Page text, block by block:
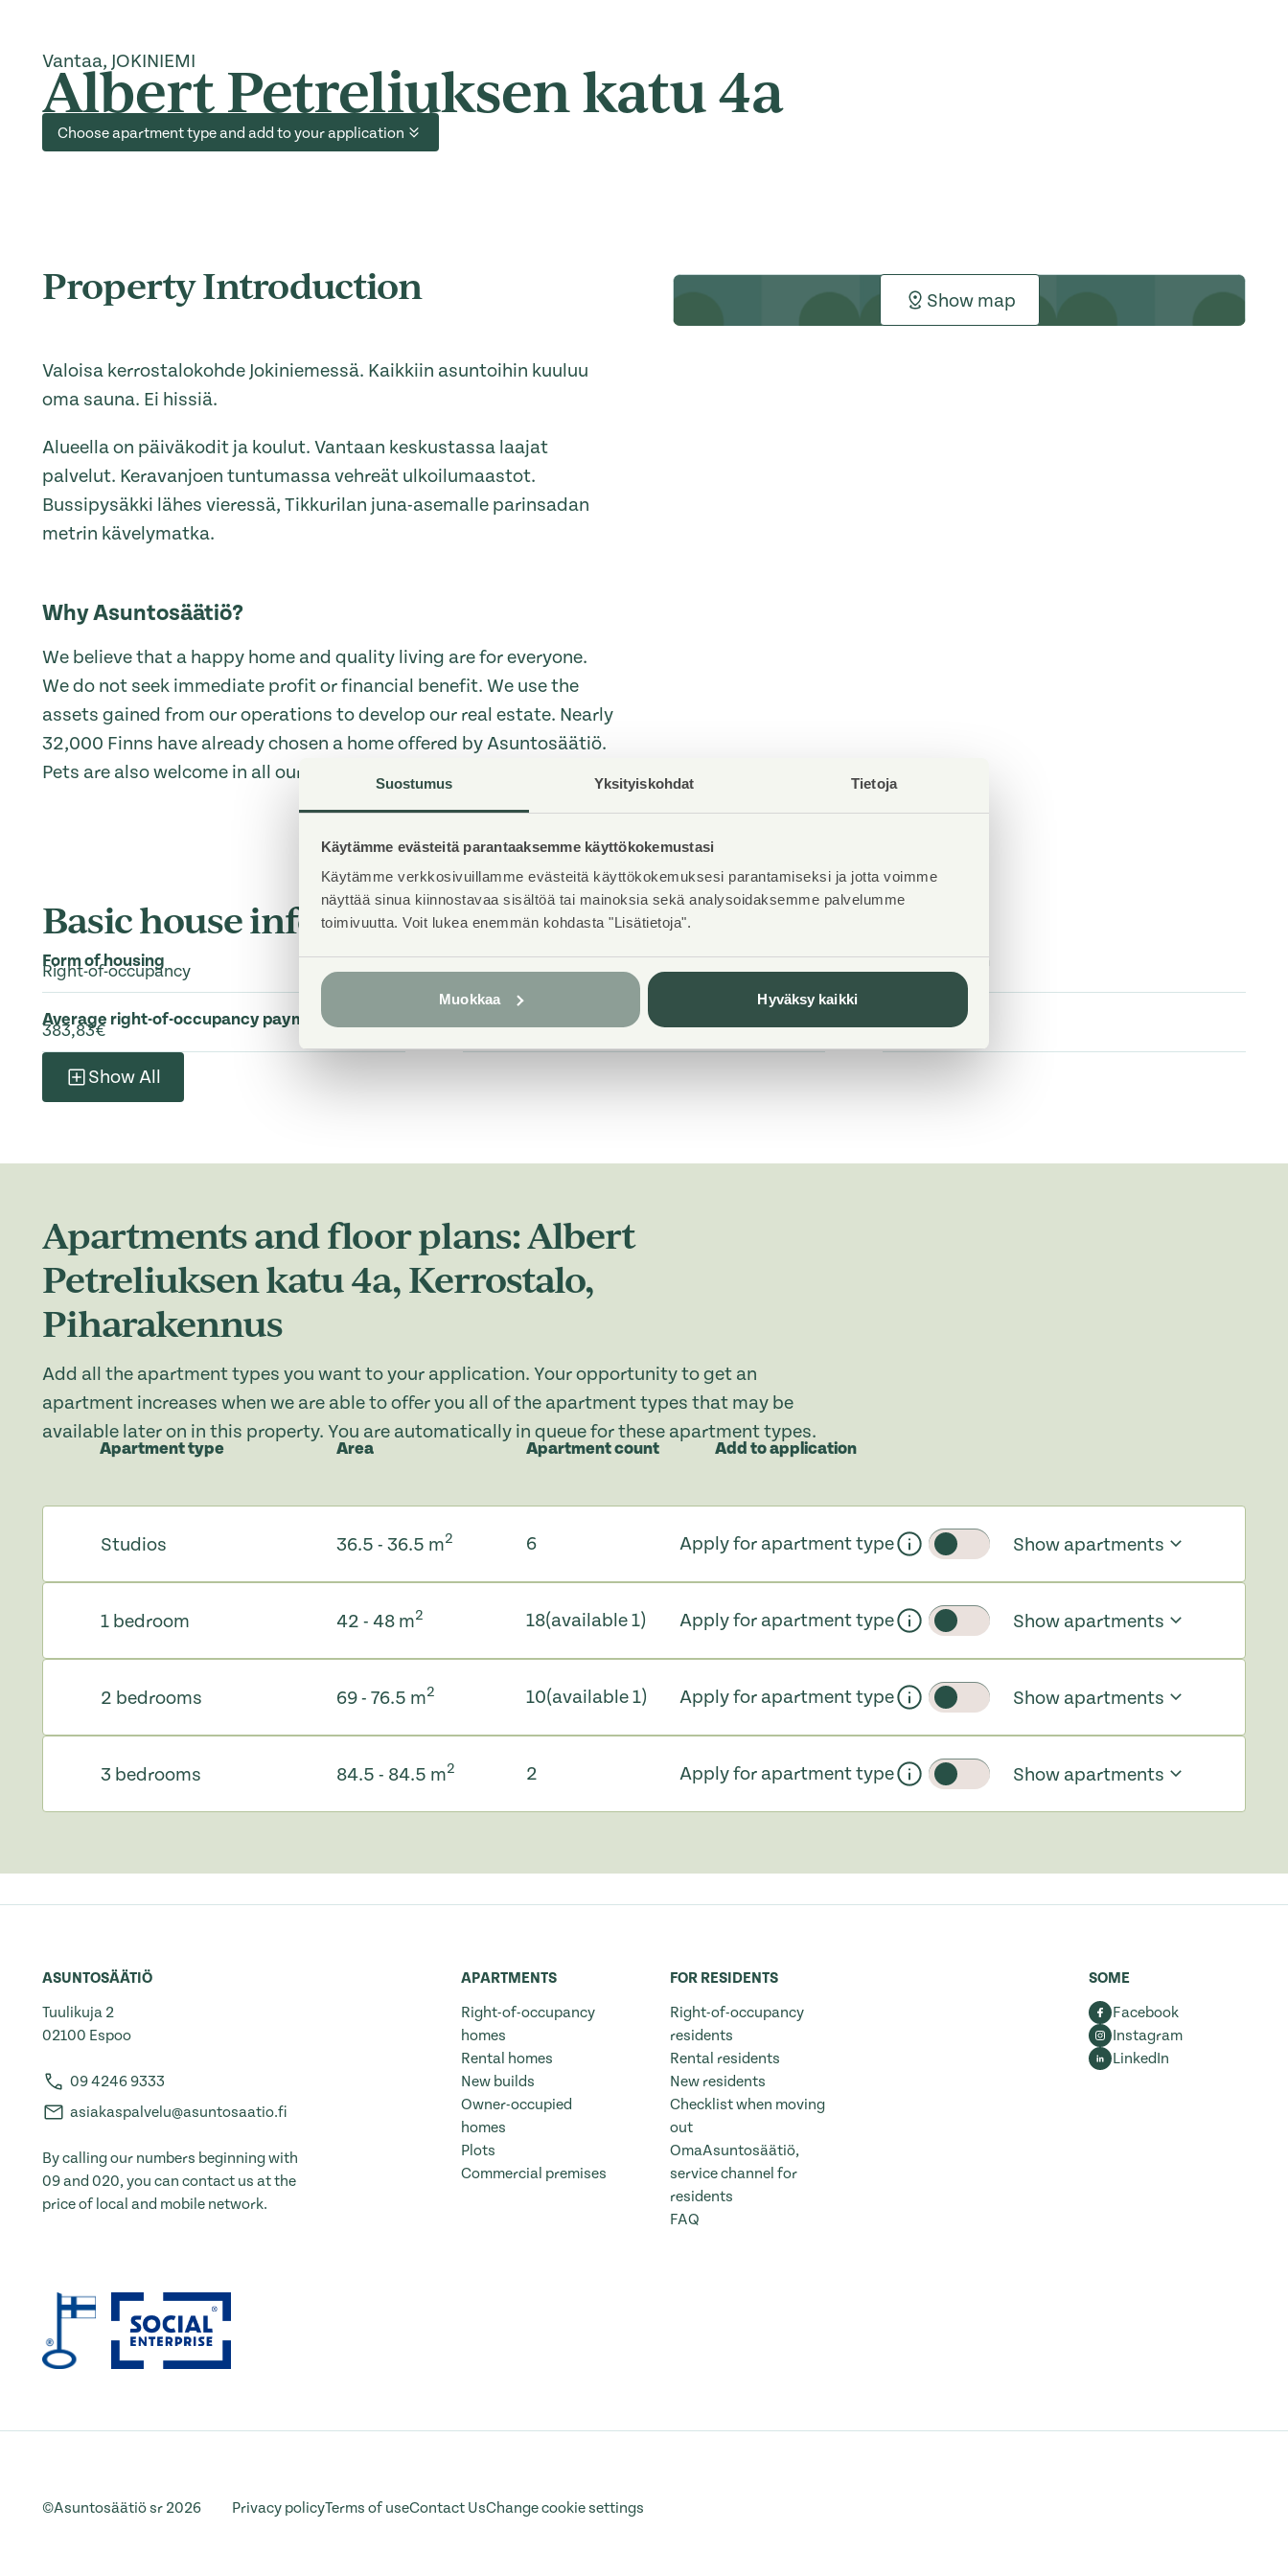
Suostumus Yksityiskohdat Tietoja
Käytämme evästeitä parantaaksemme käyttökokemustasi
Käytämme verkkosivuillamme evästeitä käyttökokemuksesi parantamiseksi ja jotta voimme
näyttää sinua kiinnostavaa sisältöä tai mainoksia sekä analysoidaksemme palvelumme
toimivuutta. Voit lukea enemmän kohdasta "Lisätietoja".
Muokkaa Hyväksy kaikki
Vantaa, JOKINIEMI
Albert Petreliuksen katu 4a
Choose apartment type and add to your application
Property Introduction
Valoisa kerrostalokohde Jokiniemessä. Kaikkiin asuntoihin kuuluu
oma sauna. Ei hissiä.
Alueella on päiväkodit ja koulut. Vantaan keskustassa laajat
palvelut. Keravanjoen tuntumassa vehreät ulkoilumaastot.
Bussipysäkki lähes vieressä, Tikkurilan juna-asemalle parinsadan
metrin kävelymatka.
Why Asuntosäätiö?
We believe that a happy home and quality living are for everyone.
We do not seek immediate profit or financial benefit. We use the
assets gained from our operations to develop our real estate. Nearly
32,000 Finns have already chosen a home offered by Asuntosäätiö.
Pets are also welcome in all our homes.
Show map
Basic house info
Form of housing
Right-of-occupancy
Average right-of-occupancy payment / jm²
383,83€
Elevators
No
No
Laundry room
Yes
Drying room
Yes
Show All
Apartments and floor plans: Albert
Petreliuksen katu 4a, Kerrostalo,
Piharakennus
Add all the apartment types you want to your application. Your opportunity to get an
apartment increases when we are able to offer you all of the apartment types that may be
available later on in this property. You are automatically in queue for these apartment types.
Apartment type Area Apartment count Add to application
Studios 36.5 - 36.5 m2 6 Show apartments
Apply for apartment type
Toggle slider
1 bedroom 42 - 48 m2 18(available 1) Show apartments
Apply for apartment type
Toggle slider
2 bedrooms 69 - 76.5 m2 10(available 1) Show apartments
Apply for apartment type
Toggle slider
3 bedrooms 84.5 - 84.5 m2 2 Show apartments
Apply for apartment type
Toggle slider
ASUNTOSÄÄTIÖ
Tuulikuja 2
02100 Espoo
09 4246 9333
asiakaspalvelu@asuntosaatio.fi
By calling our numbers beginning with
09 and 020, you can contact us at the
price of local and mobile network.
APARTMENTS
Right-of-occupancy
homes
Rental homes
New builds
Owner-occupied
homes
Plots
Commercial premises
FOR RESIDENTS
Right-of-occupancy
residents
Rental residents
New residents
Checklist when moving
out
OmaAsuntosäätiö,
service channel for
residents
FAQ
SOME
Facebook
Instagram
LinkedIn
©Asuntosäätiö sr 2026 Privacy policyTerms of useContact UsChange cookie settings